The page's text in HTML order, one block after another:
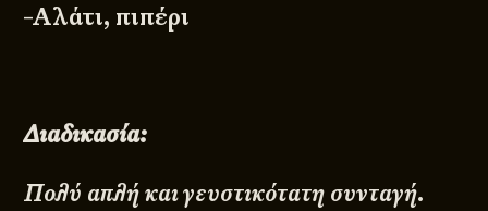
-Αλάτι, πιπέρι
Διαδικασία:
Πολύ απλή και γευστικότατη συνταγή.